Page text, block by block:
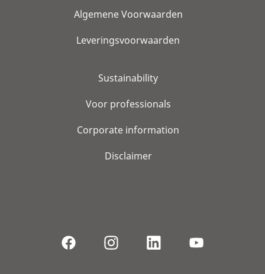
Algemene Voorwaarden
Leveringsvoorwaarden
Sustainability
Voor professionals
Corporate information
Disclaimer